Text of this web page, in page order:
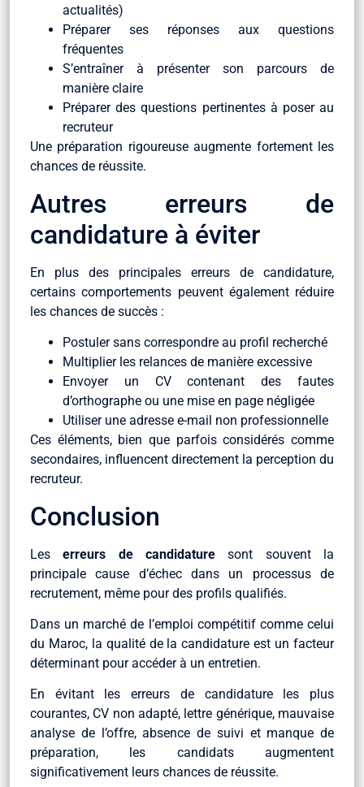
actualités)
Préparer ses réponses aux questions
fréquentes
S’entraîner à présenter son parcours de
manière claire
Préparer des questions pertinentes à poser au
recruteur
Une préparation rigoureuse augmente fortement les
chances de réussite.
Autres erreurs de
candidature à éviter
En plus des principales erreurs de candidature,
certains comportements peuvent également réduire
les chances de succès :
Postuler sans correspondre au profil recherché
Multiplier les relances de manière excessive
Envoyer un CV contenant des fautes
d’orthographe ou une mise en page négligée
Utiliser une adresse e-mail non professionnelle
Ces éléments, bien que parfois considérés comme
secondaires, influencent directement la perception du
recruteur.
Conclusion
Leserreurs de candidature sont souvent la
principale cause d’échec dans un processus de
recrutement, même pour des profils qualifiés.
Dans un marché de l’emploi compétitif comme celui
du Maroc, la qualité de la candidature est un facteur
déterminant pour accéder à un entretien.
En évitant les erreurs de candidature les plus
courantes, CV non adapté, lettre générique, mauvaise
analyse de l’offre, absence de suivi et manque de
préparation, les candidats augmentent
significativement leurs chances de réussite.